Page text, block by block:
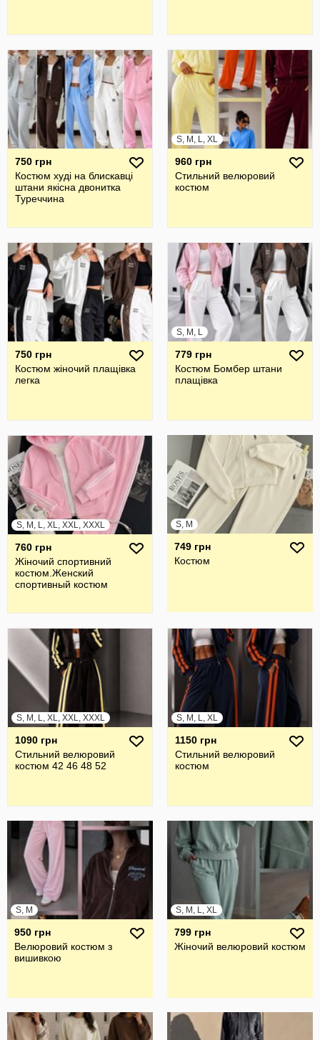
750 грн
Костюм худі на блискавці
штани якісна двонитка
Туреччина
S, M, L, XL
960 грн
Стильний велюровий
костюм
750 грн
Костюм жіночий плащівка
легка
S, M, L
779 грн
Костюм Бомбер штани
плащівка
S, M, L, XL, XXL, XXXL
760 грн
Жiночий спортивний
костюм.Женский
спортивный костюм
S, M
749 грн
Костюм
S, M, L, XL, XXL, XXXL
1090 грн
Стильний велюровий
костюм 42 46 48 52
S, M, L, XL
1150 грн
Стильний велюровий
костюм
S, M
950 грн
Велюровий костюм з
вишивкою
S, M, L, XL
799 грн
Жіночий велюровий костюм